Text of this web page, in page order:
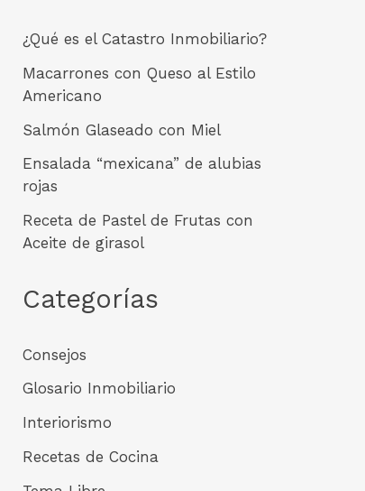
¿Qué es el Catastro Inmobiliario?
Macarrones con Queso al Estilo
Americano
Salmón Glaseado con Miel
Ensalada “mexicana” de alubias
rojas
Receta de Pastel de Frutas con
Aceite de girasol
Categorías
Consejos
Glosario Inmobiliario
Interiorismo
Recetas de Cocina